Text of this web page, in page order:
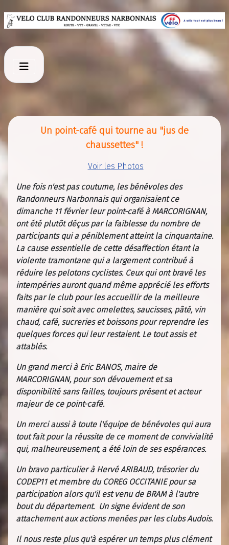
Un point-café qui tourne au "jus de
chaussettes" !
Voir les Photos
Une fois n'est pas coutume, les bénévoles des
Randonneurs Narbonnais qui organisaient ce
dimanche 11 février leur point-café à MARCORIGNAN,
ont été plutôt déçus par la faiblesse du nombre de
participants qui a péniblement atteint la cinquantaine.
La cause essentielle de cette désaffection étant la
violente tramontane qui a largement contribué à
réduire les pelotons cyclistes. Ceux qui ont bravé les
intempéries auront quand même apprécié les efforts
faits par le club pour les accueillir de la meilleure
manière qui soit avec omelettes, saucisses, pâté, vin
chaud, café, sucreries et boissons pour reprendre les
quelques forces qui leur restaient. Le tout assis et
attablés.
Un grand merci à Eric BANOS, maire de
MARCORIGNAN, pour son dévouement et sa
disponibilité sans failles, toujours présent et acteur
majeur de ce point-café.
Un merci aussi à toute l'équipe de bénévoles qui aura
tout fait pour la réussite de ce moment de convivialité
qui, malheureusement, a été loin de ses espérances.
Un bravo particulier à Hervé ARIBAUD, trésorier du
CODEP11 et membre du COREG OCCITANIE pour sa
participation alors qu'il est venu de BRAM à l'autre
bout du département. Un signe évident de son
attachement aux actions menées par les clubs Audois.
Il nous reste plus qu'à espérer un temps plus clément